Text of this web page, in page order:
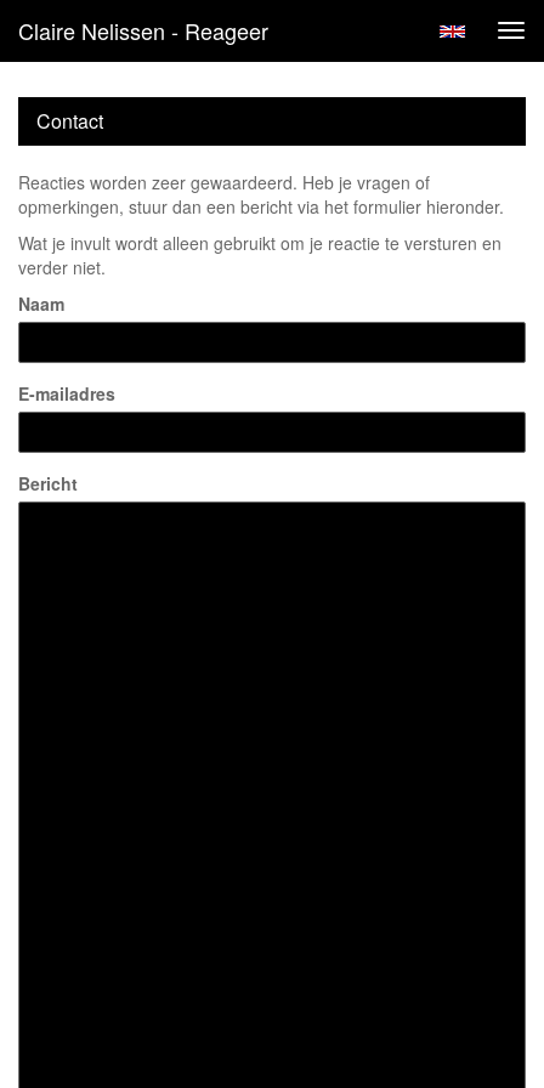
Claire Nelissen - Reageer
Contact
Reacties worden zeer gewaardeerd. Heb je vragen of
opmerkingen, stuur dan een bericht via het formulier hieronder.
Wat je invult wordt alleen gebruikt om je reactie te versturen en
verder niet.
Naam
E-mailadres
Bericht